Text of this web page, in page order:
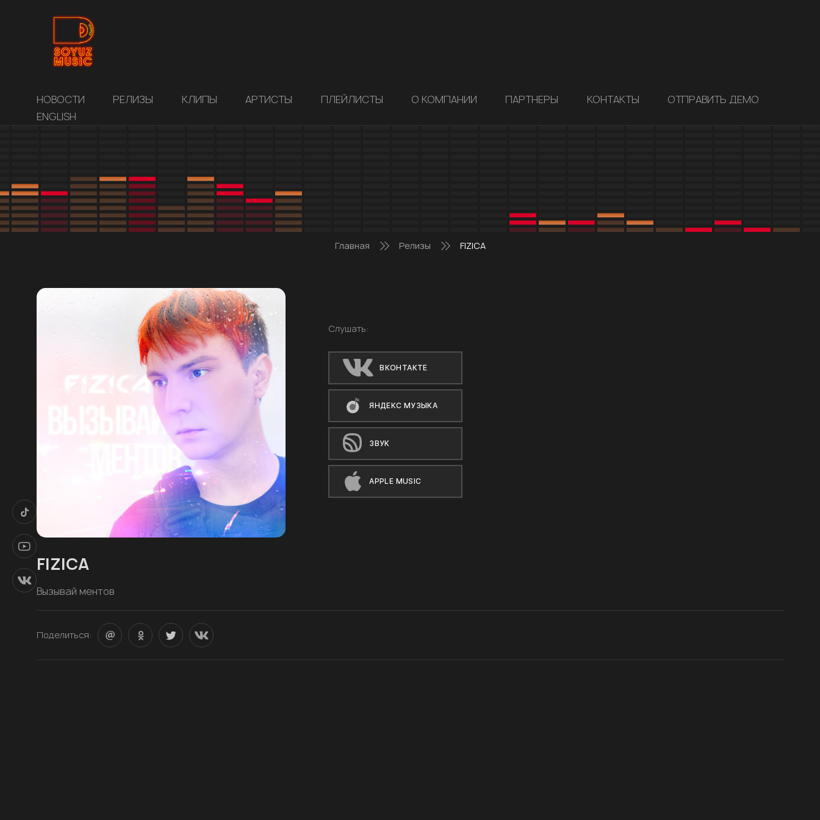
НОВОСТИ РЕЛИЗЫ КЛИПЫ АРТИСТЫ ПЛЕЙЛИСТЫ О КОМПАНИИ ПАРТНЕРЫ КОНТАКТЫ
ОТПРАВИТЬ ДЕМО
ENGLISH
Главная Релизы FIZICA
Слушать:
ВКОНТАКТЕ
ЯНДЕКС МУЗЫКА
ЗВУК
APPLE MUSIC
FIZICA
Вызывай ментов
Поделиться: